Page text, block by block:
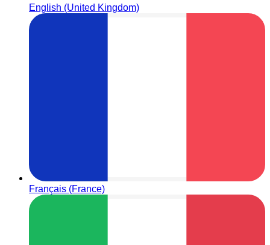
English (United Kingdom)
Français (France)